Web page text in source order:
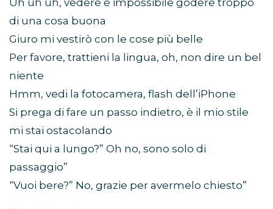
Uh uh uh, vedere è impossibile godere troppo
di una cosa buona
Giuro mi vestirò con le cose più belle
Per favore, trattieni la lingua, oh, non dire un bel
niente
Hmm, vedi la fotocamera, flash dell’iPhone
Si prega di fare un passo indietro, è il mio stile
mi stai ostacolando
“Stai qui a lungo?” Oh no, sono solo di
passaggio”
“Vuoi bere?” No, grazie per avermelo chiesto”